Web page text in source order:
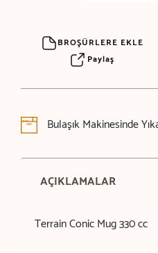
BROŞÜRLERE EKLE
Paylaş
Bulaşık Makinesinde
AÇIKLAMALAR
Terrain Conic Mug 330 cc